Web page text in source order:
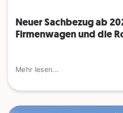
Neuer Sachbezug ab
Firmenwagen und die
Mehr lesen...